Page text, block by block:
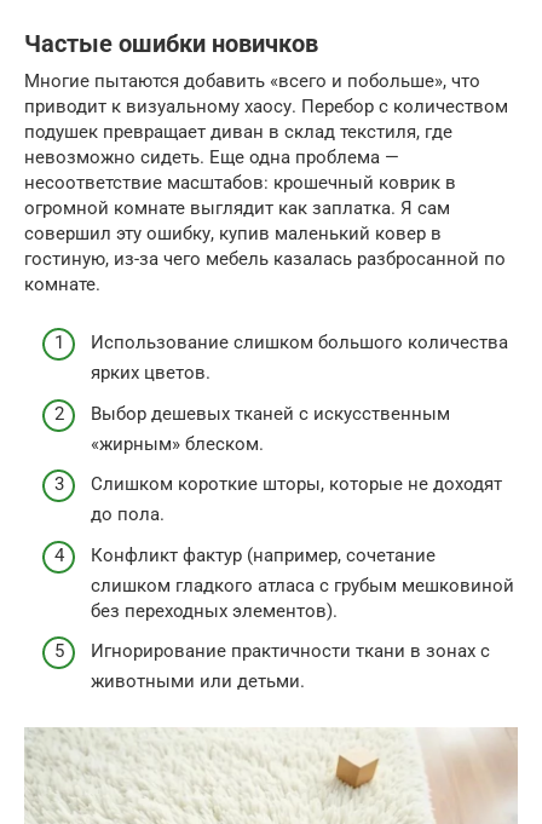
Частые ошибки новичков
Многие пытаются добавить «всего и побольше», что
приводит к визуальному хаосу. Перебор с количеством
подушек превращает диван в склад текстиля, где
невозможно сидеть. Еще одна проблема —
несоответствие масштабов: крошечный коврик в
огромной комнате выглядит как заплатка. Я сам
совершил эту ошибку, купив маленький ковер в
гостиную, из-за чего мебель казалась разбросанной по
комнате.
Использование слишком большого количества
ярких цветов.
Выбор дешевых тканей с искусственным
«жирным» блеском.
Слишком короткие шторы, которые не доходят
до пола.
Конфликт фактур (например, сочетание
слишком гладкого атласа с грубым мешковиной
без переходных элементов).
Игнорирование практичности ткани в зонах с
животными или детьми.